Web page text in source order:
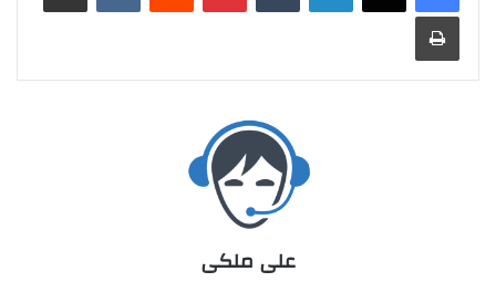
علی ملکی